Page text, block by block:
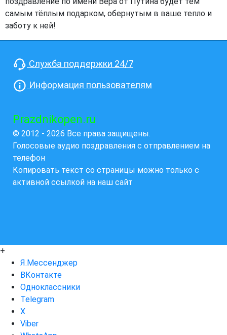
самым тёплым подарком, обернутым в ваше тепло и
заботу к ней!
Служба поддержки 24/7
Информация пользователям
Prazdnikopen.ru
© 2012 - 2026 Все права защищены.
Голосовые аудио поздравления с отправлением на
телефон
Копировать текст со страницы можно только с
активной ссылкой на наш сайт
+
Я.Мессенджер
ВКонтакте
Одноклассники
Telegram
X
Viber